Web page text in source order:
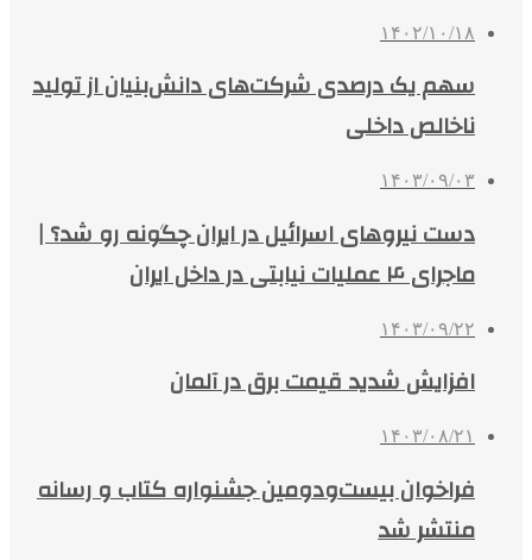
۱۴۰۲/۱۰/۱۸
سهم یک درصدی شرکت‌های دانش‌بنیان از تولید
ناخالص داخلی
۱۴۰۳/۰۹/۰۳
دست نیروهای اسرائیل در ایران چگونه رو شد؟ |
ماجرای ۴ عملیات نیابتی در داخل ایران
۱۴۰۳/۰۹/۲۲
افزایش شدید قیمت برق در آلمان
۱۴۰۳/۰۸/۲۱
فراخوان بیست‌ودومین جشنواره کتاب و رسانه
منتشر شد